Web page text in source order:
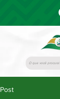
Post